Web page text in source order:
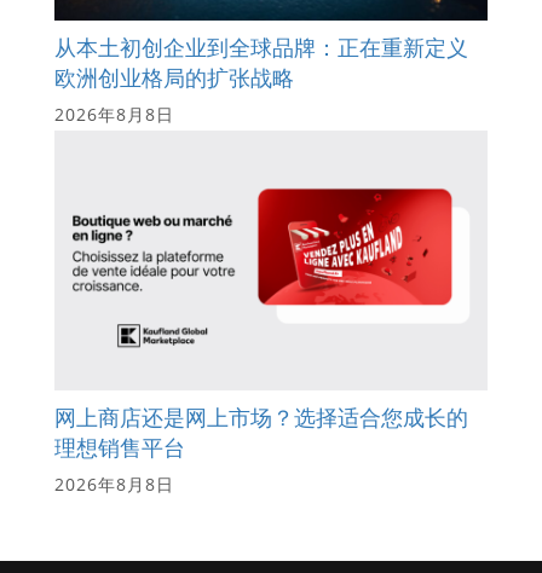
从本土初创企业到全球品牌：正在重新定义
欧洲创业格局的扩张战略
2026年8月8日
网上商店还是网上市场？选择适合您成长的
理想销售平台
2026年8月8日